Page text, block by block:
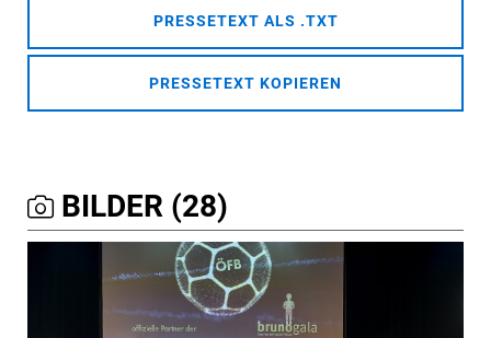
PRESSETEXT ALS .TXT
PRESSETEXT KOPIEREN
BILDER (28)